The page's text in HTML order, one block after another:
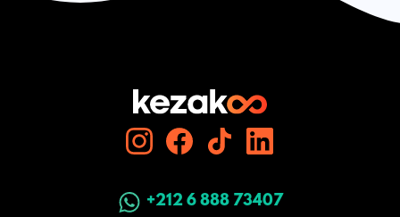
+212 6 888 73407